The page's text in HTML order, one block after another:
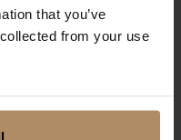
that you’ve
from your use